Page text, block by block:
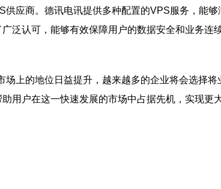
应商。德讯电讯提供多种配置的VPS服务，能
泛认可，能够有效保障用户的数据安全和业务连续
上的地位日益提升，越来越多的企业将会选择
用户在这一快速发展的市场中占据先机，实现更